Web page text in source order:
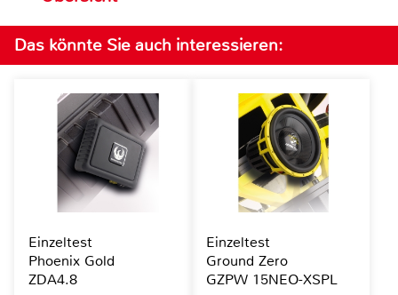
Das könnte Sie auch interessieren:
Einzeltest
Phoenix Gold
ZDA4.8
Einzeltest
Ground Zero
GZPW 15NEO-XSPL